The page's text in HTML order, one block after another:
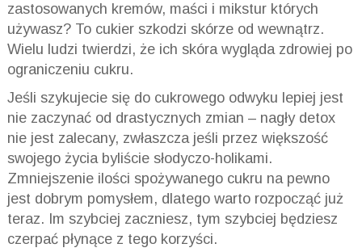
zastosowanych kremów, maści i mikstur których
używasz? To cukier szkodzi skórze od wewnątrz.
Wielu ludzi twierdzi, że ich skóra wygląda zdrowiej po
ograniczeniu cukru.
Jeśli szykujecie się do cukrowego odwyku lepiej jest
nie zaczynać od drastycznych zmian – nagły detox
nie jest zalecany, zwłaszcza jeśli przez większość
swojego życia byliście słodyczo-holikami.
Zmniejszenie ilości spożywanego cukru na pewno
jest dobrym pomysłem, dlatego warto rozpocząć już
teraz. Im szybciej zaczniesz, tym szybciej będziesz
czerpać płynące z tego korzyści.